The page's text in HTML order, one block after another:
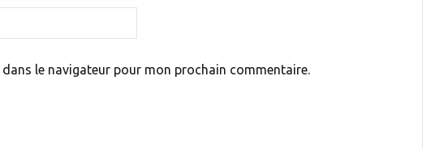
le navigateur pour mon prochain commentaire.